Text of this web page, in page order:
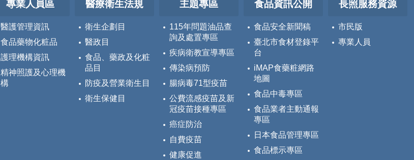
專業人員區
醫護管理資訊
食品藥物化粧品
護理機構資訊
精神照護及心理機
構
醫療衛生法規
衛生企劃目
醫政目
食品、藥政及化粧
品目
防疫及營業衛生目
衛生保健目
主題專區
115年問題油品查
詢及處置專區
疾病衛教宣導專區
傳染病預防
腸病毒71型疫苗
公費流感疫苗及新
冠疫苗接種專區
癌症防治
自費疫苗
健康促進
食品資訊公開
食品安全新聞稿
臺北市食材登錄平
台
iMAP食藥粧網路
地圖
食品中毒專區
食品業者主動通報
專區
日本食品管理專區
食品標示專區
長照服務資源
市民版
專業人員